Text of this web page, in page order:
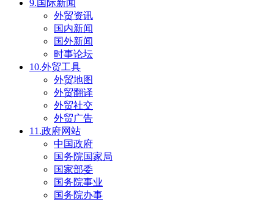
9.国际新闻
外贸资讯
国内新闻
国外新闻
时事论坛
10.外贸工具
外贸地图
外贸翻译
外贸社交
外贸广告
11.政府网站
中国政府
国务院国家局
国家部委
国务院事业
国务院办事